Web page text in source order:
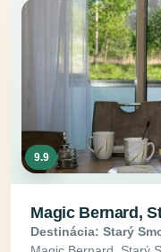
9.9
Magic Bernard,
Destinácia: Starý